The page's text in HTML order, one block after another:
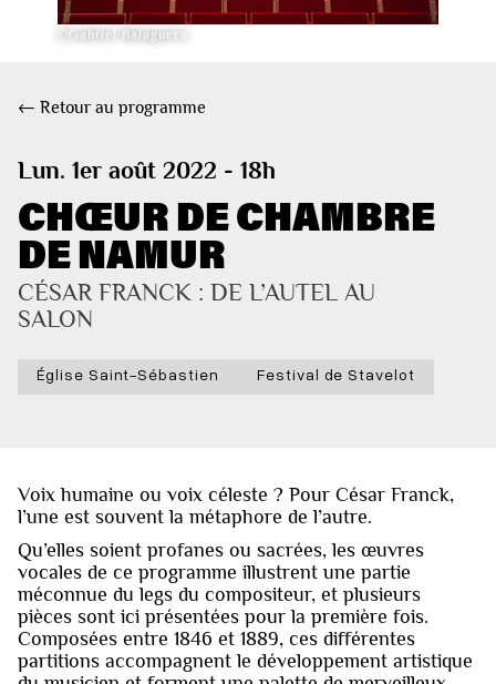
©Gabriel Balaguera
← Retour au programme
Lun. 1er août 2022 - 18h
CHŒUR DE CHAMBRE
DE NAMUR
CÉSAR FRANCK : DE L’AUTEL AU
SALON
Église Saint-Sébastien Festival de Stavelot
Voix humaine ou voix céleste ? Pour César Franck,
l’une est souvent la métaphore de l’autre.
Qu’elles soient profanes ou sacrées, les œuvres
vocales de ce programme illustrent une partie
méconnue du legs du compositeur, et plusieurs
pièces sont ici présentées pour la première fois.
Composées entre 1846 et 1889, ces différentes
partitions accompagnent le développement artistique